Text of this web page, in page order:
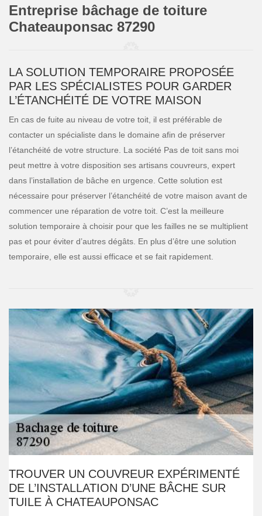
Entreprise bâchage de toiture
Chateauponsac 87290
LA SOLUTION TEMPORAIRE PROPOSÉE
PAR LES SPÉCIALISTES POUR GARDER
L’ÉTANCHÉITÉ DE VOTRE MAISON
En cas de fuite au niveau de votre toit, il est préférable de
contacter un spécialiste dans le domaine afin de préserver
l’étanchéité de votre structure. La société Pas de toit sans moi
peut mettre à votre disposition ses artisans couvreurs, expert
dans l’installation de bâche en urgence. Cette solution est
nécessaire pour préserver l’étanchéité de votre maison avant de
commencer une réparation de votre toit. C’est la meilleure
solution temporaire à choisir pour que les failles ne se multiplient
pas et pour éviter d’autres dégâts. En plus d’être une solution
temporaire, elle est aussi efficace et se fait rapidement.
TROUVER UN COUVREUR EXPÉRIMENTÉ
DE L’INSTALLATION D’UNE BÂCHE SUR
TUILE À CHATEAUPONSAC